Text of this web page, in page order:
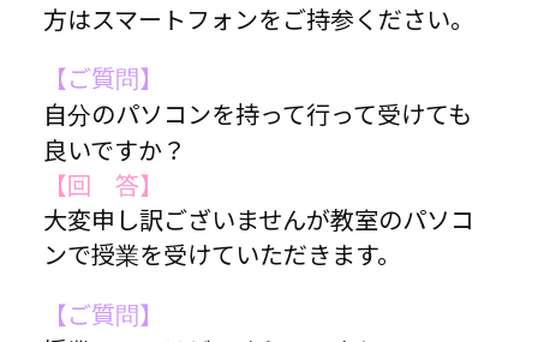
方はスマートフォンをご持参ください。
【ご質問】
自分のパソコンを持って行って受けても
良いですか？
【回 答】
大変申し訳ございませんが教室のパソコ
ンで授業を受けていただきます。
【ご質問】